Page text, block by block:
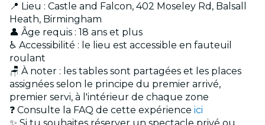
📍 Lieu : Castle and Falcon, 402 Moseley Rd, Balsall
Heath, Birmingham
👤 Âge requis : 18 ans et plus
♿ Accessibilité : le lieu est accessible en fauteuil
roulant
🪑 À noter : les tables sont partagées et les places
assignées selon le principe du premier arrivé,
premier servi, à l'intérieur de chaque zone
❓ Consulte la FAQ de cette expérience ici